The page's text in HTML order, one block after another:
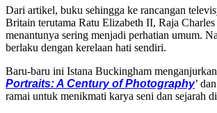
Dari artikel, buku sehingga ke rancangan
Britain terutama Ratu Elizabeth II, Raja
menantunya sering menjadi perhatian umum.
berlaku dengan kerelaan hati sendiri.
Baru-baru ini Istana Buckingham menganjurkan
Portraits: A Century of Photography’
ramai untuk menikmati karya seni dan sejarah